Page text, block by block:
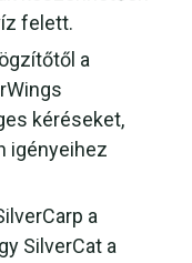
felett.
a
kéréseket,
igényeihez
a
SilverCat a